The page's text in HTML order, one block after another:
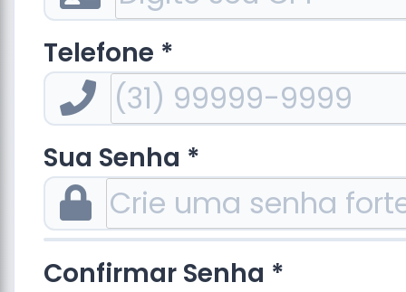
Telefone *
Sua Senha *
Confirmar Senha *